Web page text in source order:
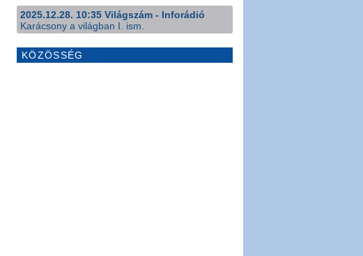
2025.12.28. 10:35 Világszám - Inforádió
Karácsony a világban I. ism.
KÖZÖSSÉG